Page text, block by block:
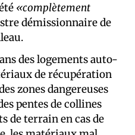
«complètement
démissionnaire de
des logements auto-
de récupération
zones dangereuses
pentes de collines
de terrain en cas de